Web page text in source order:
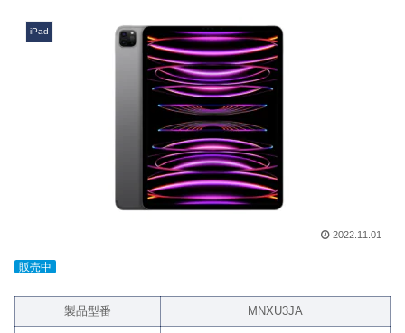
iPad
2022.11.01
販売中
製品型番 MNXU3JA